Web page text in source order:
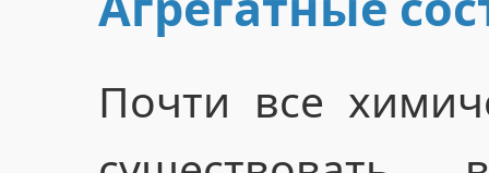
Почти все